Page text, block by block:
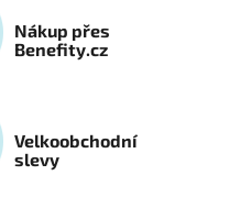
Nákup přes
Benefity.cz
Velkoobchodní
slevy